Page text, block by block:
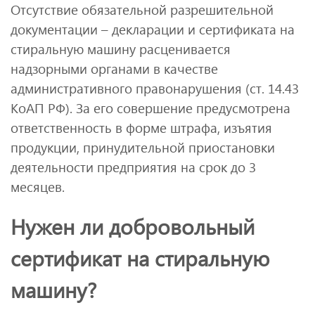
Отсутствие обязательной разрешительной
документации – декларации и сертификата на
стиральную машину расценивается
надзорными органами в качестве
административного правонарушения (ст. 14.43
КоАП РФ). За его совершение предусмотрена
ответственность в форме штрафа, изъятия
продукции, принудительной приостановки
деятельности предприятия на срок до 3
месяцев.
Нужен ли добровольный
сертификат на стиральную
машину?